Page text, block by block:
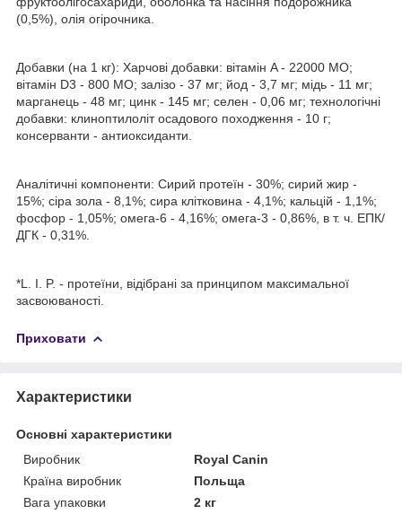
(0,5%), олія огірочника.
Добавки (на 1 кг): Харчові добавки: вітамін A - 22000 МО;
вітамін D3 - 800 МО; залізо - 37 мг; йод - 3,7 мг; мідь - 11 мг;
марганець - 48 мг; цинк - 145 мг; селен - 0,06 мг; технологічні
добавки: клиноптилоліт осадового походження - 10 г;
консерванти - антиоксиданти.
Аналітичні компоненти: Сирий протеїн - 30%; сирий жир -
15%; сіра зола - 8,1%; сира клітковина - 4,1%; кальцій - 1,1%;
фосфор - 1,05%; омега-6 - 4,16%; омега-3 - 0,86%, в т. ч. ЕПК/
ДГК - 0,31%.
*L. I. P. - протеїни, відібрані за принципом максимальної
засвоюваності.
Приховати
Характеристики
Основні характеристики
Виробник
Royal Canin
Країна виробник
Польща
Вага упаковки
2 кг